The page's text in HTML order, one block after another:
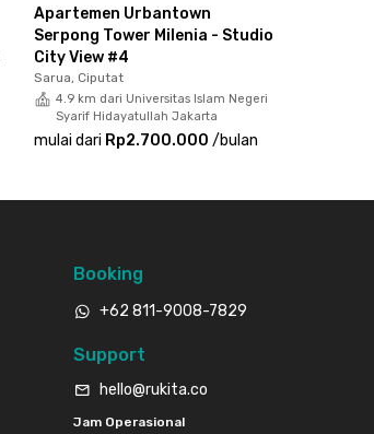
Apartemen Urbantown
Serpong Tower Milenia - Studio
City View #4
Sarua, Ciputat
4.9 km dari Universitas Islam Negeri
Syarif Hidayatullah Jakarta
mulai dari Rp2.700.000 /bulan
Booking
+62 811-9008-7829
Support
hello@rukita.co
Jam Operasional